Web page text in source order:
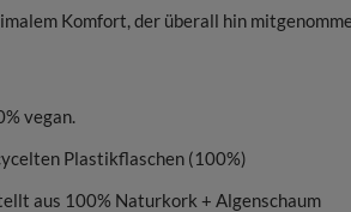
Komfort, der überall hin
vegan.
Plastikflaschen (100%)
aus 100% Naturkork + Algenschaum